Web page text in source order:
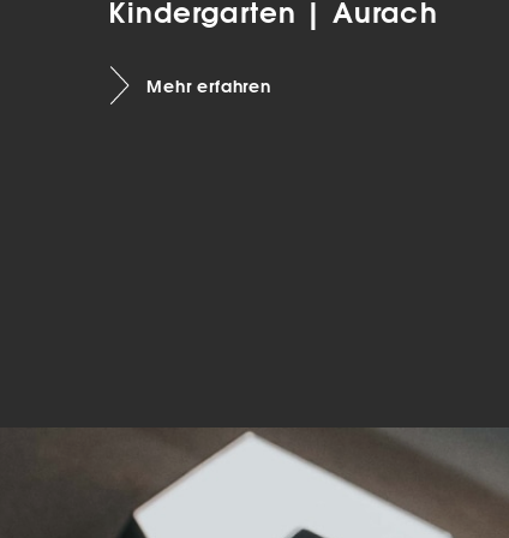
Kindergarten | Aurach
Mehr erfahren